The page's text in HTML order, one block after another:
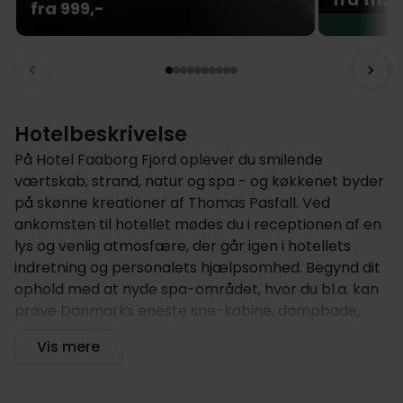
fra 999,-
Hotelbeskrivelse
På Hotel Faaborg Fjord oplever du smilende
værtskab, strand, natur og spa - og køkkenet byder
på skønne kreationer af Thomas Pasfall. Ved
ankomsten til hotellet mødes du i receptionen af en
lys og venlig atmosfære, der går igen i hotellets
indretning og personalets hjælpsomhed. Begynd dit
ophold med at nyde spa-området, hvor du bl.a. kan
prøve Danmarks eneste sne-kabine, dampbade,
spaen er der fri adgang til forfriskninger, så følelsen
Vis mere